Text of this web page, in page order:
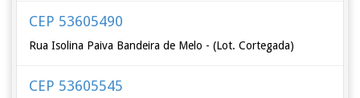
CEP 53605490
Rua Isolina Paiva Bandeira de Melo - (Lot. Cortegada)
CEP 53605545